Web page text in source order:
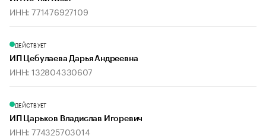
ИНН: 771476927109
ДЕЙСТВУЕТ
ИП Цебулаева Дарья Андреевна
ИНН: 132804330607
ДЕЙСТВУЕТ
ИП Царьков Владислав Игоревич
ИНН: 774325703014